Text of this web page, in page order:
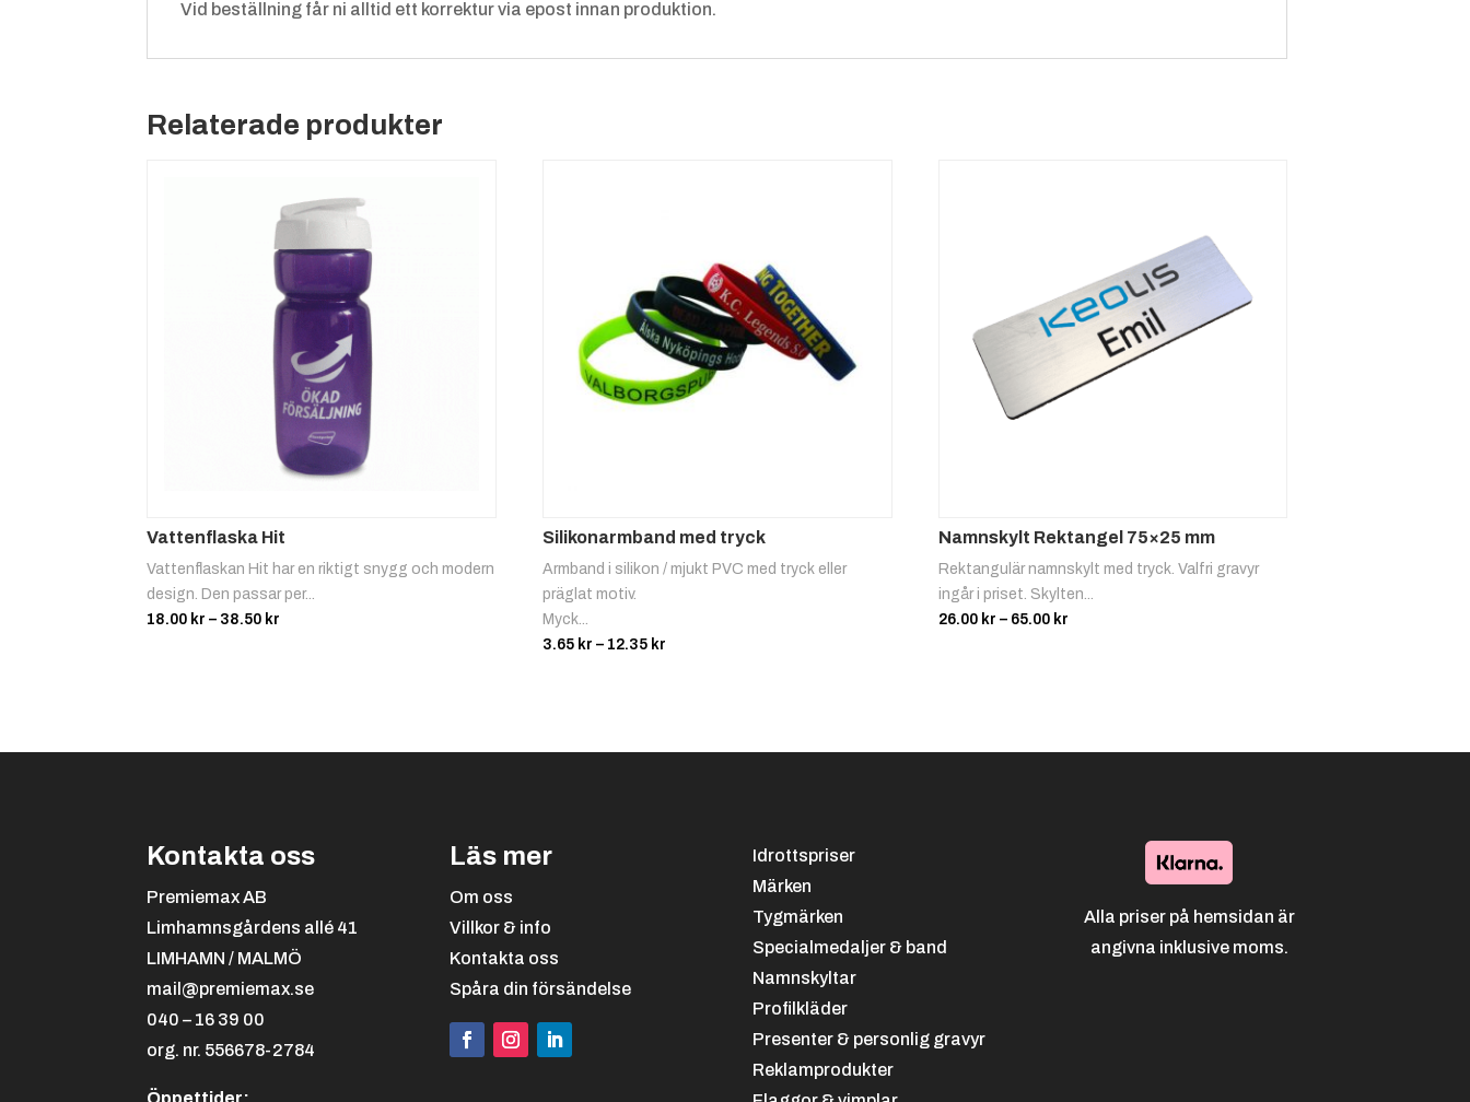
Vid beställning får ni alltid ett korrektur via epost innan produktion.
Relaterade produkter
Vattenflaska Hit
Vattenflaskan Hit har en riktigt snygg och modern
design. Den passar per...
18.00 kr – 38.50 kr
Silikonarmband med tryck
Armband i silikon / mjukt PVC med tryck eller
präglat motiv.
Myck...
3.65 kr – 12.35 kr
Namnskylt Rektangel 75×25 mm
Rektangulär namnskylt med tryck. Valfri gravyr
ingår i priset. Skylten...
26.00 kr – 65.00 krPrisintervall:
Kontakta oss
Premiemax AB
Limhamnsgårdens allé 41
LIMHAMN / MALMÖ
mail@premiemax.se
040 – 16 39 00
org. nr. 556678-2784
Öppettider:
Läs mer
Om oss
Villkor & info
Kontakta oss
Spåra din försändelse
Idrottspriser
Märken
Tygmärken
Specialmedaljer & band
Namnskyltar
Profilkläder
Presenter & personlig gravyr
Reklamprodukter
Alla priser på hemsidan är
angivna inklusive moms.